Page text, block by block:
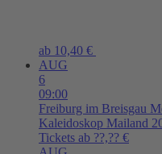
ab 10,40 €
AUG
6
09:00
Freiburg im Breisgau
Kaleidoskop Mailand
Tickets ab ??,?? €